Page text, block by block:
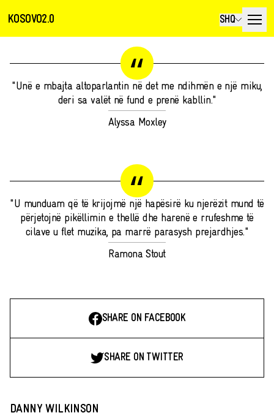
KOSOVO2.0 SHQ
"Unë e mbajta altoparlantin në det me ndihmën e një miku,
deri sa valët në fund e prenë kabllin."
Alyssa Moxley
"U munduam që të krijojmë një hapësirë ku njerëzit mund të
përjetojnë pikëllimin e thellë dhe harenë e rrufeshme të
cilave u flet muzika, pa marrë parasysh prejardhjes."
Ramona Stout
SHARE ON FACEBOOK
SHARE ON TWITTER
DANNY WILKINSON